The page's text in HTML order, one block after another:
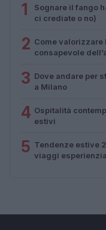
1
Sognare il fango
ci crediate o no)
2 Come valorizzare
consapevole
3 Dove andare per
a Milano
4 Ospitalità
estivi
5 Tendenze estive
viaggi